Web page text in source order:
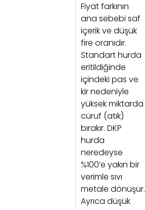
Fiyat farkının
ana sebebi saf
içerik ve düşük
fire oranıdır.
Standart hurda
eritildiğinde
içindeki pas ve
kir nedeniyle
yüksek miktarda
cüruf (atık)
bırakır. DKP
hurda
neredeyse
%100’e yakın bir
verimle sıvı
metale dönüşür.
Ayrıca düşük